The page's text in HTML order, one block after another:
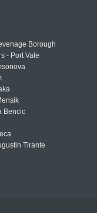
Borough
- Port Vale
Bencic
Tirante